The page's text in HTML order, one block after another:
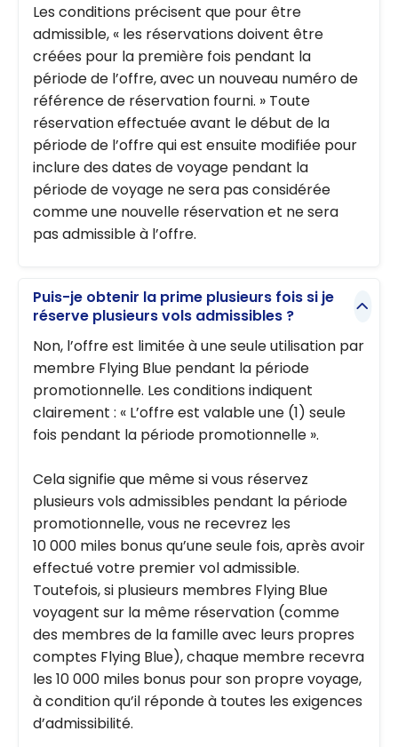
Les conditions précisent que pour être
admissible, « les réservations doivent être
créées pour la première fois pendant la
période de l’offre, avec un nouveau numéro de
référence de réservation fourni. » Toute
réservation effectuée avant le début de la
période de l’offre qui est ensuite modifiée pour
inclure des dates de voyage pendant la
période de voyage ne sera pas considérée
comme une nouvelle réservation et ne sera
pas admissible à l’offre.
Puis-je obtenir la prime plusieurs fois si je
réserve plusieurs vols admissibles ?
Non, l’offre est limitée à une seule utilisation par
membre Flying Blue pendant la période
promotionnelle. Les conditions indiquent
clairement : « L’offre est valable une (1) seule
fois pendant la période promotionnelle ».
Cela signifie que même si vous réservez
plusieurs vols admissibles pendant la période
promotionnelle, vous ne recevrez les
10 000 miles bonus qu’une seule fois, après avoir
effectué votre premier vol admissible.
Toutefois, si plusieurs membres Flying Blue
voyagent sur la même réservation (comme
des membres de la famille avec leurs propres
comptes Flying Blue), chaque membre recevra
les 10 000 miles bonus pour son propre voyage,
à condition qu’il réponde à toutes les exigences
d’admissibilité.